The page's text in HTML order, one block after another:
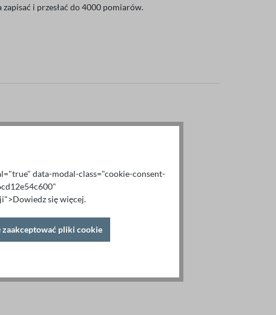
i przesłać do 4000 pomiarów.
(CSV/Excel)
data-modal-class="cookie-consent-
się więcej.
zaakceptować pliki cookie